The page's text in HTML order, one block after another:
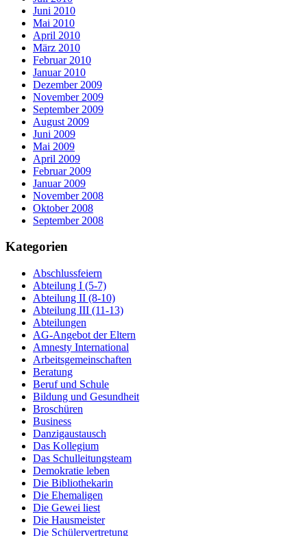
Juni 2010
Mai 2010
April 2010
März 2010
Februar 2010
Januar 2010
Dezember 2009
November 2009
September 2009
August 2009
Juni 2009
Mai 2009
April 2009
Februar 2009
Januar 2009
November 2008
Oktober 2008
September 2008
Kategorien
Abschlussfeiern
Abteilung I (5-7)
Abteilung II (8-10)
Abteilung III (11-13)
Abteilungen
AG-Angebot der Eltern
Amnesty International
Arbeitsgemeinschaften
Beratung
Beruf und Schule
Bildung und Gesundheit
Broschüren
Business
Danzigaustausch
Das Kollegium
Das Schulleitungsteam
Demokratie leben
Die Bibliothekarin
Die Ehemaligen
Die Gewei liest
Die Hausmeister
Die Schülervertretung